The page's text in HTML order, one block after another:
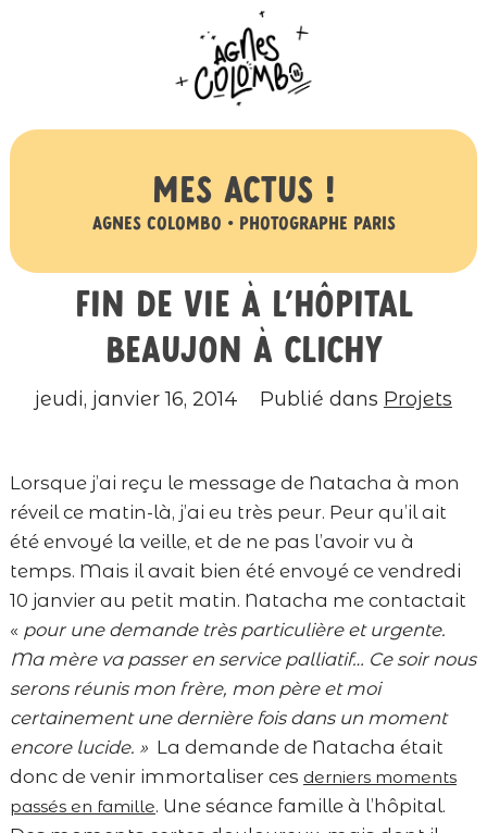
Mes actus !
Agnes Colombo • Photographe Paris
Fin de vie à l’hôpital
Beaujon à Clichy
jeudi, janvier 16, 2014 Publié dans Projets
Lorsque j’ai reçu le message de Natacha à mon
réveil ce matin-là, j’ai eu très peur. Peur qu’il ait
été envoyé la veille, et de ne pas l’avoir vu à
temps. Mais il avait bien été envoyé ce vendredi
10 janvier au petit matin. Natacha me contactait
« pour une demande très particulière et urgente.
Ma mère va passer en service palliatif… Ce soir nous
serons réunis mon frère, mon père et moi
certainement une dernière fois dans un moment
encore lucide. » La demande de Natacha était
donc de venir immortaliser ces derniers moments
passés en famille. Une séance famille à l’hôpital.